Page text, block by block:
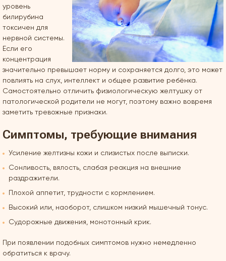
уровень
билирубина
токсичен для
нервной системы.
Если его
концентрация
значительно превышает норму и сохраняется долго, это может
повлиять на слух, интеллект и общее развитие ребёнка.
Самостоятельно отличить физиологическую желтушку от
патологической родители не могут, поэтому важно вовремя
заметить тревожные признаки.
Симптомы, требующие внимания
Усиление желтизны кожи и слизистых после выписки.
Сонливость, вялость, слабая реакция на внешние
раздражители.
Плохой аппетит, трудности с кормлением.
Высокий или, наоборот, слишком низкий мышечный тонус.
Судорожные движения, монотонный крик.
При появлении подобных симптомов нужно немедленно
обратиться к врачу.